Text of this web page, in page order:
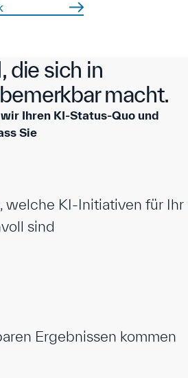
die sich in
macht.
Ihren KI-Status-Quo und
Sie
welche KI-Initiativen für Ihr
sind
Ergebnissen kommen